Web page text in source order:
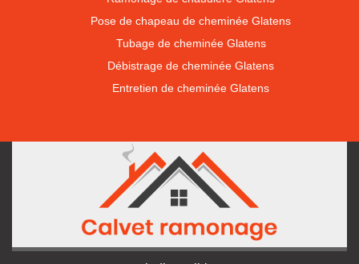
Pose de chapeau de cheminée Glatens
Tubage de cheminée Glatens
Débistrage de cheminée Glatens
Entretien de cheminée Glatens